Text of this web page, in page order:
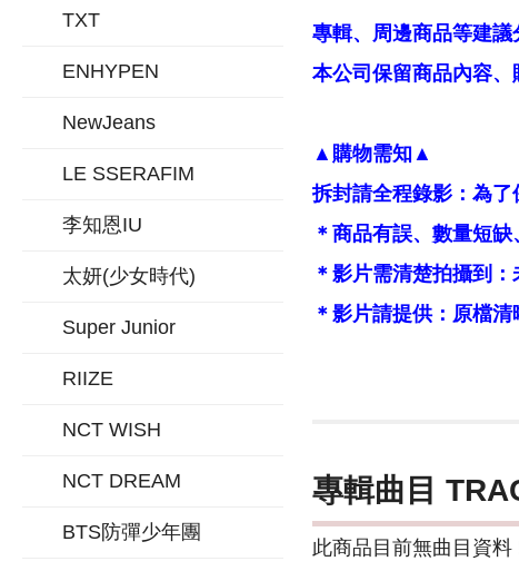
TXT
ENHYPEN
NewJeans
LE SSERAFIM
李知恩IU
太妍(少女時代)
Super Junior
RIIZE
NCT WISH
NCT DREAM
BTS防彈少年團
專輯、周邊商品等建
本公司保留商品內容
▲購物需知▲
拆封請全程錄影：為了
＊商品有誤、數量短
＊影片需清楚拍攝到
＊影片請提供：原檔
專輯曲目
此商品目前無曲目資料